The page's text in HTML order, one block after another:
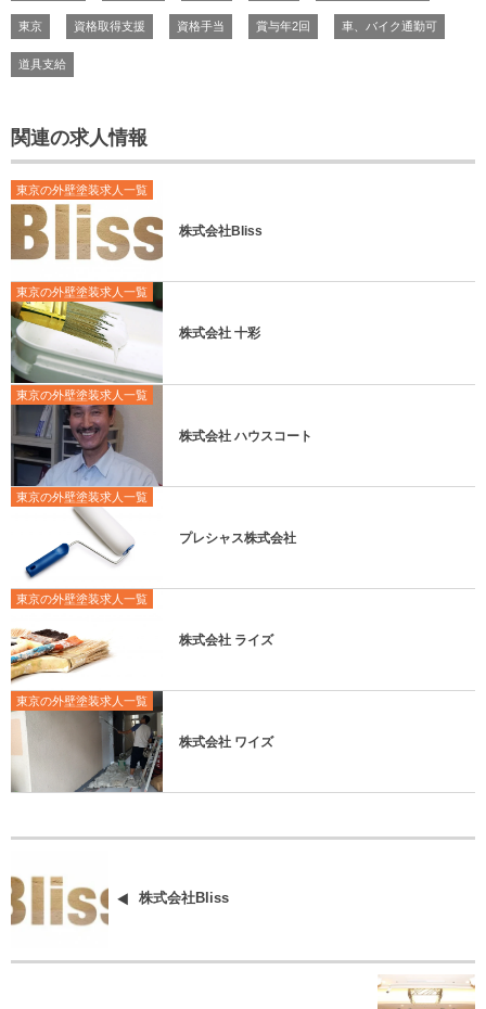
東京 資格取得支援 資格手当 賞与年2回 車、バイク通勤可
道具支給
関連の求人情報
東京の外壁塗装求人一覧
株式会社Bliss
東京の外壁塗装求人一覧
株式会社 十彩
東京の外壁塗装求人一覧
株式会社 ハウスコート
東京の外壁塗装求人一覧
プレシャス株式会社
東京の外壁塗装求人一覧
株式会社 ライズ
東京の外壁塗装求人一覧
株式会社 ワイズ
株式会社Bliss